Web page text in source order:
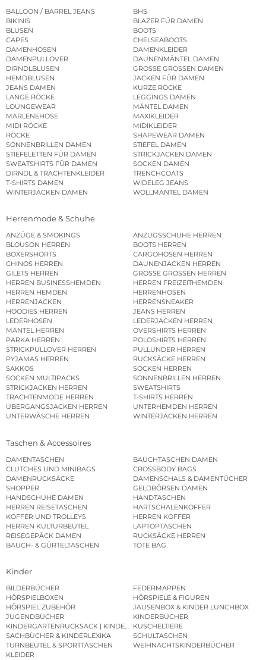
BALLOON / BARREL JEANS
BHS
BIKINIS
BLAZER FÜR DAMEN
BLUSEN
BOOTS
CAPES
CHELSEABOOTS
DAMENHOSEN
DAMENKLEIDER
DAMENPULLOVER
DAUNENMÄNTEL DAMEN
DIRNDLBLUSEN
GROSSE GRÖSSEN DAMEN
HEMDBLUSEN
JACKEN FÜR DAMEN
JEANS DAMEN
KURZE RÖCKE
LANGE RÖCKE
LEGGINGS DAMEN
LOUNGEWEAR
MÄNTEL DAMEN
MARLENEHOSE
MAXIKLEIDER
MIDI RÖCKE
MIDIKLEIDER
RÖCKE
SHAPEWEAR DAMEN
SONNENBRILLEN DAMEN
STIEFEL DAMEN
STIEFELETTEN FÜR DAMEN
STRICKJACKEN DAMEN
SWEATSHIRTS FÜR DAMEN
SOCKEN DAMEN
DIRNDL & TRACHTENKLEIDER
TRENCHCOATS
T-SHIRTS DAMEN
WIDELEG JEANS
WINTERJACKEN DAMEN
WOLLMÄNTEL DAMEN
Herrenmode & Schuhe
ANZÜGE & SMOKINGS
ANZUGSSCHUHE HERREN
BLOUSON HERREN
BOOTS HERREN
BOXERSHORTS
CARGOHOSEN HERREN
CHINOS HERREN
DAUNENJACKEN HERREN
GILETS HERREN
GROSSE GRÖSSEN HERREN
HERREN BUSINESSHEMDEN
HERREN FREIZEITHEMDEN
HERREN HEMDEN
HERRENHOSEN
HERRENJACKEN
HERRENSNEAKER
HOODIES HERREN
JEANS HERREN
LEDERHOSEN
LEDERJACKEN HERREN
MÄNTEL HERREN
OVERSHIRTS HERREN
PARKA HERREN
POLOSHIRTS HERREN
STRICKPULLOVER HERREN
PULLUNDER HERREN
PYJAMAS HERREN
RUCKSÄCKE HERREN
SAKKOS
SOCKEN HERREN
SOCKEN MULTIPACKS
SONNENBRILLEN HERREN
STRICKJACKEN HERREN
SWEATSHIRTS
TRACHTENMODE HERREN
T-SHIRTS HERREN
ÜBERGANGSJACKEN HERREN
UNTERHEMDEN HERREN
UNTERWÄSCHE HERREN
WINTERJACKEN HERREN
Taschen & Accessoires
DAMENTASCHEN
BAUCHTASCHEN DAMEN
CLUTCHES UND MINIBAGS
CROSSBODY BAGS
DAMENRUCKSÄCKE
DAMENSCHALS & DAMENTÜCHER
SHOPPER
GELDBÖRSEN DAMEN
HANDSCHUHE DAMEN
HANDTASCHEN
HERREN REISETASCHEN
HARTSCHALENKOFFER
KOFFER UND TROLLEYS
HERREN KOFFER
HERREN KULTURBEUTEL
LAPTOPTASCHEN
REISEGEPÄCK DAMEN
RUCKSÄCKE HERREN
BAUCH- & GÜRTELTASCHEN
TOTE BAG
Kinder
BILDERBÜCHER
FEDERMAPPEN
HÖRSPIELBOXEN
HÖRSPIELE & FIGUREN
HÖRSPIEL ZUBEHÖR
JAUSENBOX & KINDER LUNCHBOX
JUGENDBÜCHER
KINDERBÜCHER
KINDERGARTENRUCKSACK | KINDERGARTENBEUTEL
KUSCHELTIERE
SACHBÜCHER & KINDERLEXIKA
SCHULTASCHEN
TURNBEUTEL & SPORTTASCHEN
WEIHNACHTSKINDERBÜCHER
KLEIDER